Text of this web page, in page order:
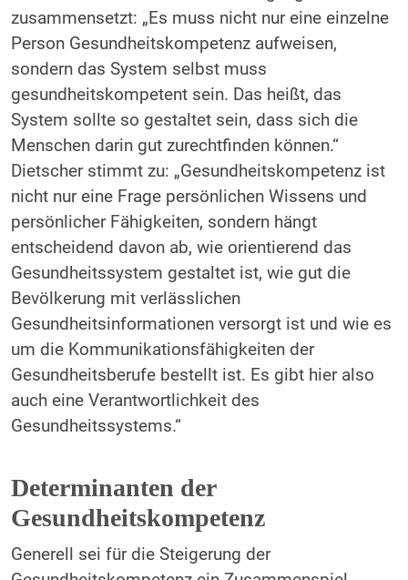
zusammensetzt: „Es muss nicht nur eine einzelne
Person Gesundheitskompetenz aufweisen,
sondern das System selbst muss
gesundheitskompetent sein. Das heißt, das
System sollte so gestaltet sein, dass sich die
Menschen darin gut zurechtfinden können.“
Dietscher stimmt zu: „Gesundheitskompetenz ist
nicht nur eine Frage persönlichen Wissens und
persönlicher Fähigkeiten, sondern hängt
entscheidend davon ab, wie orientierend das
Gesundheitssystem gestaltet ist, wie gut die
Bevölkerung mit verlässlichen
Gesundheitsinformationen versorgt ist und wie es
um die Kommunikationsfähigkeiten der
Gesundheitsberufe bestellt ist. Es gibt hier also
auch eine Verantwortlichkeit des
Gesundheitssystems.“
Determinanten der
Gesundheitskompetenz
Generell sei für die Steigerung der